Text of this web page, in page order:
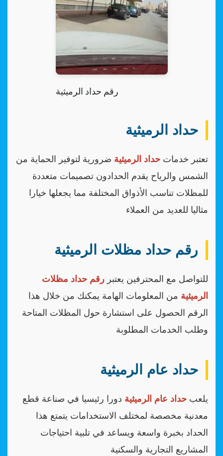
رقم حداد الرميثية
حداد الرميثية
تعتبر خدمات حداد الرميثية ضرورية لتوفير الحماية من
الشمس والرياح يقدم الحدادون تصميمات متعددة
للمظلات تناسب الأذواق المختلفة مما يجعلها خيارا
مثاليا للعديد من العملاء
رقم حداد مظلات الرميثية
للتواصل مع المحترفين يعتبر رقم حداد مظلات
الرميثية من المعلومات الهامة يمكنك من خلال هذا
الرقم الحصول على استشارة حول المظلات المتاحة
وطلب الخدمات المطلوبة
حداد عام الرميثية
يلعب حداد عام الرميثية دورا رئيسيا في صناعة قطع
معدنية مخصصة لمختلف الاستخدامات يتمتع هذا
الحداد بخبرة واسعة ويساعد في تلبية احتياجات
المشاريع التجارية والسكنية